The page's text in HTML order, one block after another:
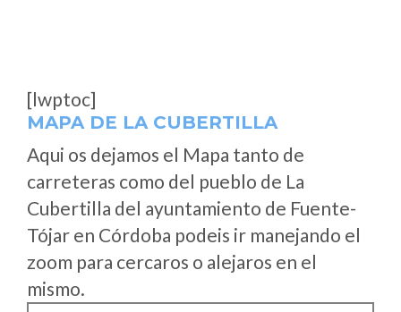
[lwptoc]
MAPA DE LA CUBERTILLA
Aqui os dejamos el Mapa tanto de
carreteras como del pueblo de La
Cubertilla del ayuntamiento de Fuente-
Tójar en Córdoba podeis ir manejando el
zoom para cercaros o alejaros en el
mismo.